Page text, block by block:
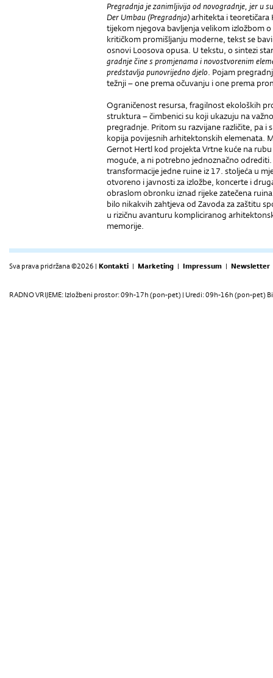
Pregradnja je zanimljivija od novogradnje, jer u
Der Umbau (Pregradnja)arhitekta i teoretičara
tijekom njegova bavljenja velikom izložbom
kritičkom promišljanju moderne, tekst se
osnovi Loosova opusa. U tekstu, o sintezi
gradnje čine s promjenama i novostvorenim
predstavlja punovrijedno djelo. Pojam
težnji – one prema očuvanju i one prema
Ograničenost resursa, fragilnost ekoloških
struktura – čimbenici su koji ukazuju na
pregradnje. Pritom su razvijane različite, pa
kopija povijesnih arhitektonskih elemenata.
Gernot Hertl kod projekta Vrtne kuće na
moguće, a ni potrebno jednoznačno
transformacije jedne ruine iz 17. stoljeća u
otvoreno i javnosti za izložbe, koncerte i
obraslom obronku iznad rijeke zatečena
bilo nikakvih zahtjeva od Zavoda za zaštitu
u rizičnu avanturu kompliciranog
memorije.
Sva prava pridržana ©2026 | Kontakti | Marketing | Impressum | Newsletter
RADNO VRIJEME: Izložbeni prostor: 09h-17h (pon-pet) | Uredi: 09h-16h (pon-pet)